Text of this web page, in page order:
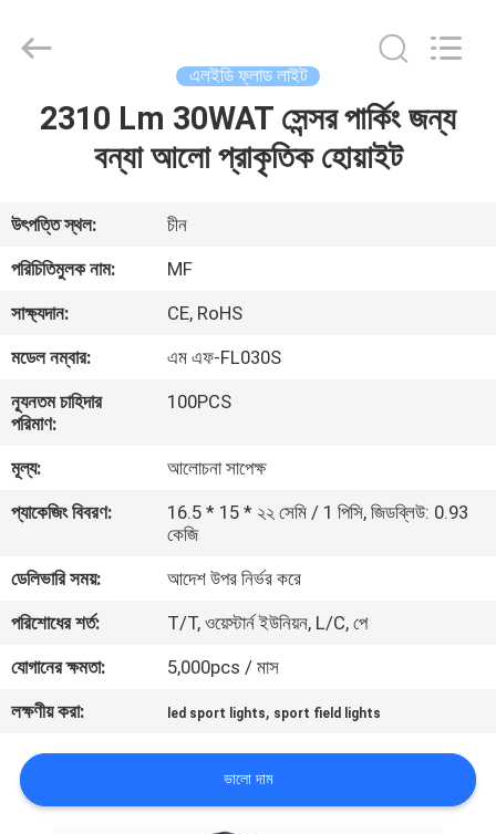
বাড়ি
ভিডিও
আমাদের
সম্পর্কে
ভ্রমণ
নিয়ন্ত্রণ
যোগাযোগ
করুন
উদ্ধৃতির
জন্য
Lighting
Co.,Ltd..
Reserved.
এলইডি ফ্লাড লাইট
2310 Lm 30WAT সেন্সর পার্কিং জন্য
বন্যা আলো প্রাকৃতিক হোয়াইট
উৎপত্তি স্থল:
চীন
পরিচিতিমুলক নাম:
MF
সাক্ষ্যদান:
CE, RoHS
মডেল নম্বার:
এম এফ-FL030S
ন্যূনতম চাহিদার
পরিমাণ:
100PCS
মূল্য:
আলোচনা সাপেক্ষ
প্যাকেজিং বিবরণ:
16.5 * 15 * ২২ সেমি / 1 পিসি, জিডব্লিউ: 0.93
কেজি
ডেলিভারি সময়:
আদেশ উপর নির্ভর করে
পরিশোধের শর্ত:
T/T, ওয়েস্টার্ন ইউনিয়ন, L/C, পে
যোগানের ক্ষমতা:
5,000pcs / মাস
লক্ষণীয় করা:
led sport lights, sport field lights
ভালো দাম